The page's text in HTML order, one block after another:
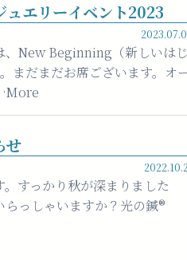
エリーイベント2023
、New Beginning（新しいはじ
まだまだお席ございます。オ
せ
。すっかり秋が深まりました
らっしゃいますか？光の鍼®︎